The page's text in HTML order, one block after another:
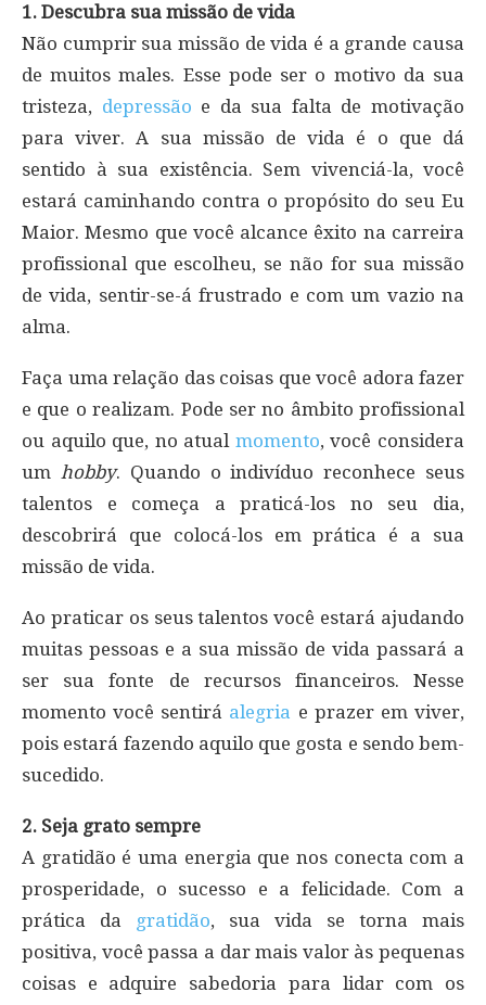
1. Descubra sua missão de vida
Não cumprir sua missão de vida é a grande causa
de muitos males. Esse pode ser o motivo da sua
tristeza, depressão e da sua falta de motivação
para viver. A sua missão de vida é o que dá
sentido à sua existência. Sem vivenciá-la, você
estará caminhando contra o propósito do seu Eu
Maior. Mesmo que você alcance êxito na carreira
profissional que escolheu, se não for sua missão
de vida, sentir-se-á frustrado e com um vazio na
alma.
Faça uma relação das coisas que você adora fazer
e que o realizam. Pode ser no âmbito profissional
ou aquilo que, no atual momento, você considera
um hobby. Quando o indivíduo reconhece seus
talentos e começa a praticá-los no seu dia,
descobrirá que colocá-los em prática é a sua
missão de vida.
Ao praticar os seus talentos você estará ajudando
muitas pessoas e a sua missão de vida passará a
ser sua fonte de recursos financeiros. Nesse
momento você sentirá alegria e prazer em viver,
pois estará fazendo aquilo que gosta e sendo bem-
sucedido.
2. Seja grato sempre
A gratidão é uma energia que nos conecta com a
prosperidade, o sucesso e a felicidade. Com a
prática da gratidão, sua vida se torna mais
positiva, você passa a dar mais valor às pequenas
coisas e adquire sabedoria para lidar com os